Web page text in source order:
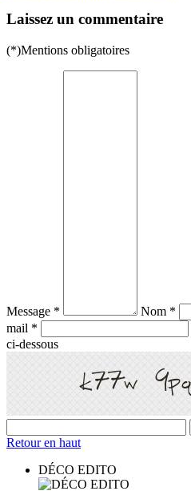
Laissez un commentaire
(*)Mentions obligatoires
Message * Nom *
mail *
ci-dessous
Retour en haut
DÉCO EDITO